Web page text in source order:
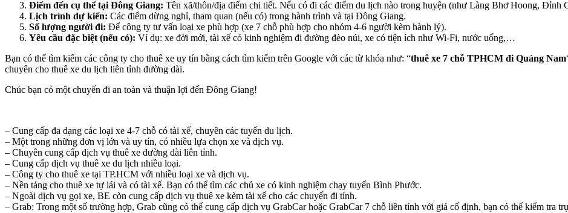
Điểm đến cụ thể tại Đông Giang: Tên xã/thôn/địa điểm chi tiết. Nếu có đi các điểm du lịch nào trong huyện (như Làng Bhơ Hoong, Đỉnh
Lịch trình dự kiến: Các điểm dừng nghỉ, tham quan (nếu có) trong hành trình và tại Đông Giang.
Số lượng người đi: Để công ty tư vấn loại xe phù hợp (xe 7 chỗ phù hợp cho nhóm 4-6 người kèm hành lý).
Yêu cầu đặc biệt (nếu có): Ví dụ: xe đời mới, tài xế có kinh nghiệm đi đường đèo núi, xe có tiện ích như Wi-Fi, nước uống,…
Bạn có thể tìm kiếm các công ty cho thuê xe uy tín bằng cách tìm kiếm trên Google với các từ khóa như: “thuê xe 7 chỗ TPHCM đi Quảng Nam
chuyên cho thuê xe du lịch liên tỉnh đường dài.
Chúc bạn có một chuyến đi an toàn và thuận lợi đến Đông Giang!
– Cung cấp đa dạng các loại xe 4-7 chỗ có tài xế, chuyên các tuyến du lịch.
– Một trong những đơn vị lớn và uy tín, có nhiều lựa chọn xe và dịch vụ.
– Chuyên cung cấp dịch vụ thuê xe đường dài liên tỉnh.
– Cung cấp dịch vụ thuê xe du lịch nhiều loại.
– Công ty cho thuê xe tại TP.HCM với nhiều loại xe và dịch vụ.
– Nền tảng cho thuê xe tự lái và có tài xế. Bạn có thể tìm các chủ xe có kinh nghiệm chạy tuyến Bình Phước.
– Ngoài dịch vụ gọi xe, BE còn cung cấp dịch vụ thuê xe kèm tài xế cho các chuyến đi tỉnh.
– Grab: Trong một số trường hợp, Grab cũng có thể cung cấp dịch vụ GrabCar hoặc GrabCar 7 chỗ liên tỉnh với giá cố định, bạn có thể kiểm tra